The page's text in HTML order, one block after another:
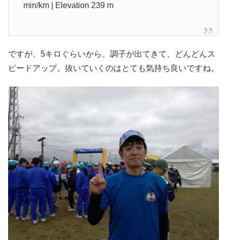
min/km | Elevation 239 m
ですが、5キロぐらいから、調子が出てきて、どんどんス
ピードアップ。抜いていくのはとても気持ち良いですね。